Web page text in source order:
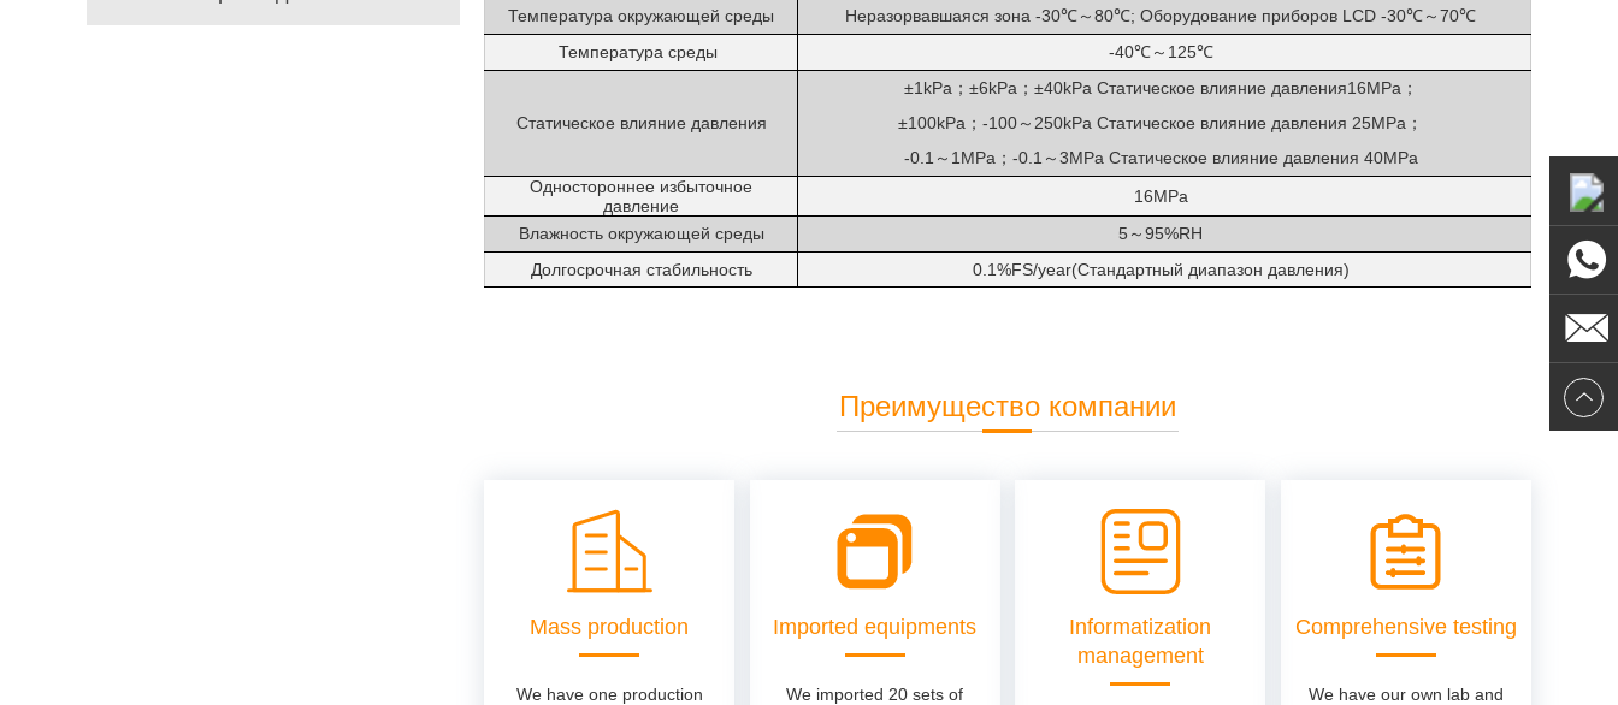
Температура окружающей среды
Неразорвавшаяся зона -30℃ ～ 80℃; Оборудование приборов LCD -30℃ ～ 70℃
Температура среды -40℃～ 125℃
Статическое влияние давления
±1kPa； ±6kPa； ±40kPa Статическое влияние давления16MPa；
±100kPa ； -100 ～ 250kPa Статическое влияние давления 25MPa ；
-0.1 ～ 1MPa； -0.1 ～ 3MPa Статическое влияние давления 40MPa
Одностороннее избыточное
давление
16MPa
Влажность окружающей среды
5 ～ 95%RH
Долгосрочная стабильность
0.1%FS/year(Стандартный диапазон давления)
Преимущество компании
Mass production
We have one production
Imported equipments
We imported 20 sets of
Informatization
management
Comprehensive testing
We have our own lab and